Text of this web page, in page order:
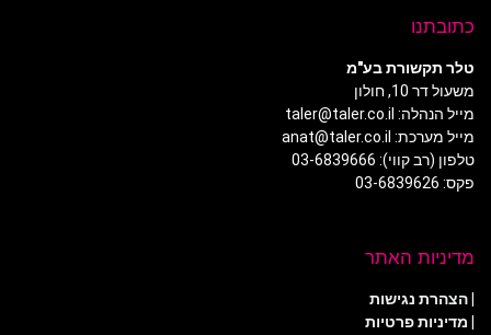
כתובתנו
טלר תקשורת בע"מ
משעול דר 10, חולון
מייל הנהלה: taler@taler.co.il
מייל מערכת: anat@taler.co.il
טלפון (רב קווי): 03-6839666
פקס: 03-6839626
מדיניות האתר
הצהרת נגישות
מדיניות פרטיות